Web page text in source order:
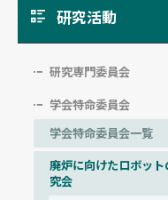
研究活動
研究専門委員会
学会特命委員会
学会特命委員会一覧
廃炉に向けたロボッ
究会